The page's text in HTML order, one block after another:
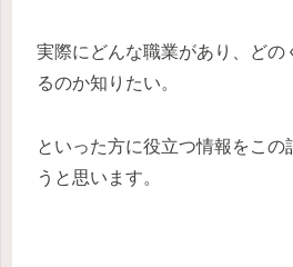
実際にどんな職業があり、どの
るのか知りたい。
といった方に役立つ情報をこの
うと思います。